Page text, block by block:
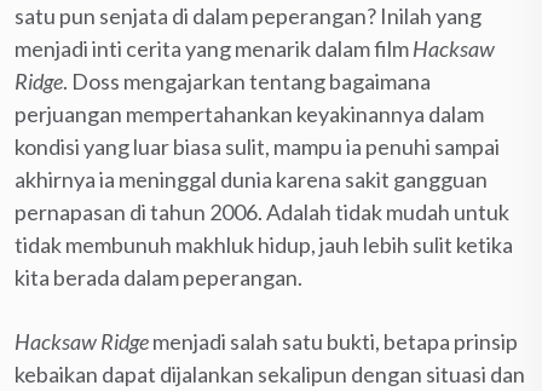
satu pun senjata di dalam peperangan? Inilah yang
menjadi inti cerita yang menarik dalam filmHacksaw
Ridge. Doss mengajarkan tentang bagaimana
perjuangan mempertahankan keyakinannya dalam
kondisi yang luar biasa sulit, mampu ia penuhi sampai
akhirnya ia meninggal dunia karena sakit gangguan
pernapasan di tahun 2006. Adalah tidak mudah untuk
tidak membunuh makhluk hidup, jauh lebih sulit ketika
kita berada dalam peperangan.
Hacksaw Ridgemenjadi salah satu bukti, betapa prinsip
kebaikan dapat dijalankan sekalipun dengan situasi dan